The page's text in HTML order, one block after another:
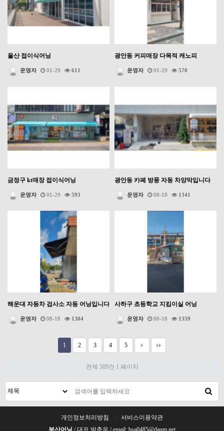
울산 접이식어닝
운영자 01-29 611
광안동 커피매장 다목적 캐노피
운영자 01-29 570
금정구 kt매장 접이식어닝
운영자 01-29 593
광안동 카페 방풍 자동 차양막입니다
운영자 08-18 1341
해운대 자동차 검사소 자동 어닝입니다
운영자 08-18 1304
사하구 초등학교 지킴이실 어닝
운영자 08-18 1359
1 2 3 4 5
전체 509건 1 페이지
개인정보처리방침
서비스이용약관
부산어닝 / 대표 박춘우 / email: bsa0485@daum.net